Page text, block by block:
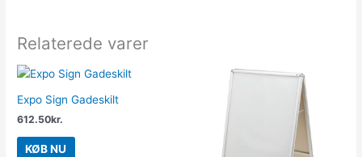
Relaterede varer
Expo Sign Gadeskilt
612.50kr.
KØB NU